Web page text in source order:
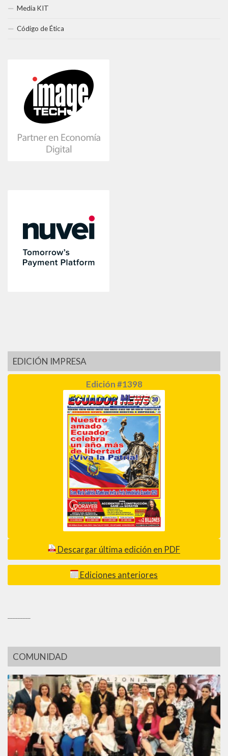
Media KIT
Código de Ética
EDICIÓN IMPRESA
Edición #1398
Descargar última edición en PDF
Ediciones anteriores
COMUNIDAD